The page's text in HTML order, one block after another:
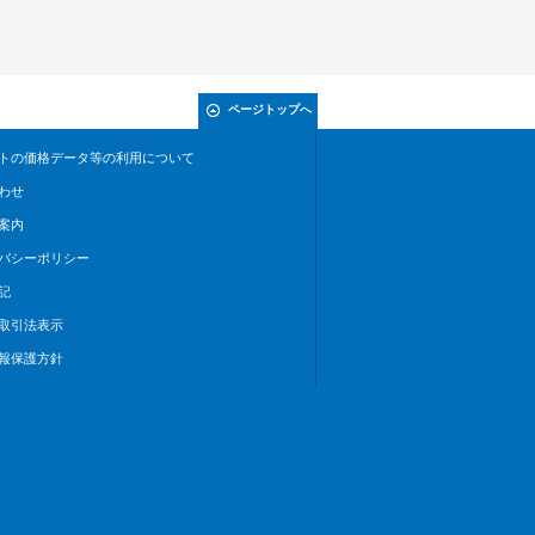
ページトップへ
の価格データ等の利用について
せ
内
シーポリシー
引法表示
保護方針